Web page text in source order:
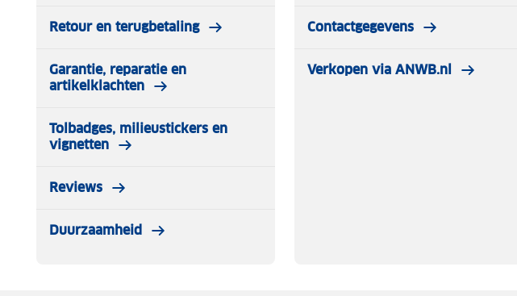
Retour en terugbetaling
Garantie, reparatie en
artikelklachten
Tolbadges, milieustickers en
vignetten
Reviews
Duurzaamheid
Contactgegevens
Verkopen via ANWB.nl